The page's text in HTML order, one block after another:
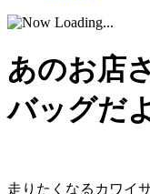
あのお店
バッグだよ
走りたくなるカワイ